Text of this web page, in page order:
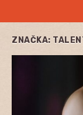
ZNAČKA: